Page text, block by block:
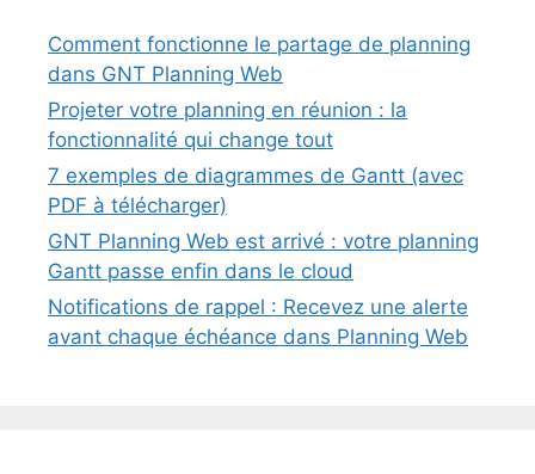
Comment fonctionne le partage de planning
dans GNT Planning Web
Projeter votre planning en réunion : la
fonctionnalité qui change tout
7 exemples de diagrammes de Gantt (avec
PDF à télécharger)
GNT Planning Web est arrivé : votre planning
Gantt passe enfin dans le cloud
Notifications de rappel : Recevez une alerte
avant chaque échéance dans Planning Web